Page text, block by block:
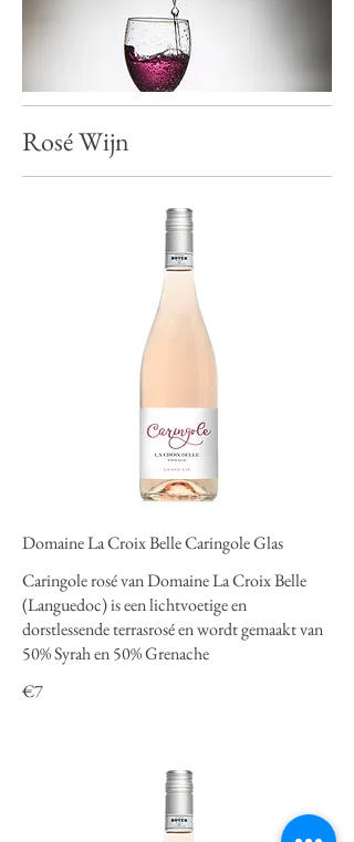
Rosé Wijn
Domaine La Croix Belle Caringole Glas
Caringole rosé van Domaine La Croix Belle
(Languedoc) is een lichtvoetige en
dorstlessende terrasrosé en wordt gemaakt van
50% Syrah en 50% Grenache
€7